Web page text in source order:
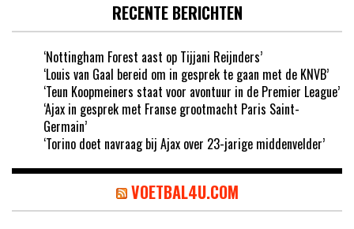
RECENTE BERICHTEN
‘Nottingham Forest aast op Tijjani Reijnders’
‘Louis van Gaal bereid om in gesprek te gaan met de KNVB’
‘Teun Koopmeiners staat voor avontuur in de Premier League’
‘Ajax in gesprek met Franse grootmacht Paris Saint-
Germain’
‘Torino doet navraag bij Ajax over 23-jarige middenvelder’
VOETBAL4U.COM